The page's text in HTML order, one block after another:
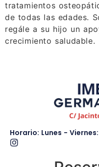
tratamientos
de todas las edades.
regále a su hijo un
crecimiento saludable.
Horario: Lunes -